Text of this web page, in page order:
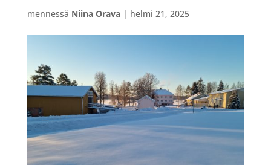
mennessä Niina Orava| helmi 21, 2025